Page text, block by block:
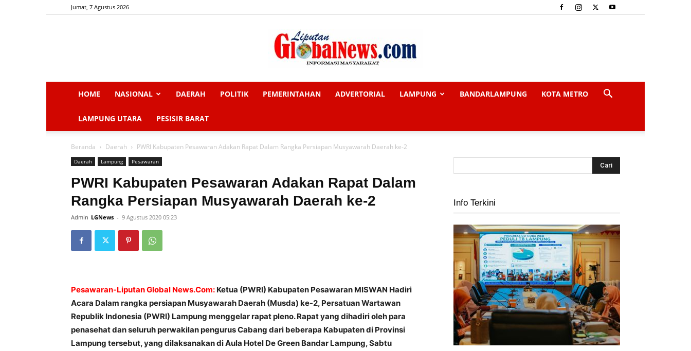
Jumat, 7 Agustus 2026
HOME NASIONAL DAERAH POLITIK PEMERINTAHAN ADVERTORIAL LAMPUNG BANDARLAMPUNG KOTA METRO
LAMPUNG UTARA PESISIR BARAT
Beranda Daerah PWRI Kabupaten Pesawaran Adakan Rapat Dalam Rangka Persiapan Musyawarah Daerah ke-2
Daerah Lampung Pesawaran
PWRI Kabupaten Pesawaran Adakan Rapat Dalam
Rangka Persiapan Musyawarah Daerah ke-2
Admin LGNews - 9 Agustus 2020 05:23
Pesawaran-Liputan Global News.Com: Ketua (PWRI) Kabupaten Pesawaran MISWAN Hadiri
Acara Dalam rangka persiapan Musyawarah Daerah (Musda) ke-2, Persatuan Wartawan
Republik Indonesia (PWRI) Lampung menggelar rapat pleno. Rapat yang dihadiri oleh para
penasehat dan seluruh perwakilan pengurus Cabang dari beberapa Kabupaten di Provinsi
Lampung tersebut, yang dilaksanakan di Aula Hotel De Green Bandar Lampung, Sabtu
Info Terkini